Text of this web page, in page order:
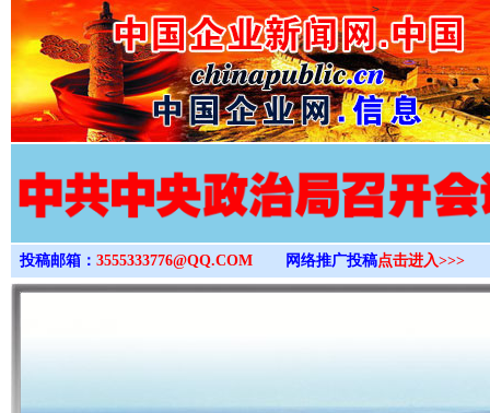
>
投稿邮箱： 3555333776@QQ.COM 网络推广投稿点击进入>>>